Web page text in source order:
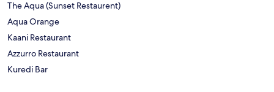
The Aqua (Sunset Restaurent)
Aqua Orange
Kaani Restaurant
Azzurro Restaurant
Kuredi Bar